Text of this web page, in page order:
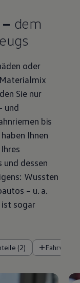
dem
oder
Sie nur
und
bis
Ihnen
dessen
Wussten
– u. a.
sogar
(2)